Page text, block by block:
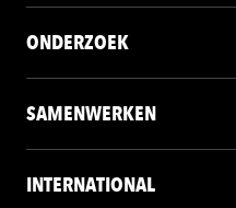
ONDERZOEK
SAMENWERKEN
INTERNATIONAL